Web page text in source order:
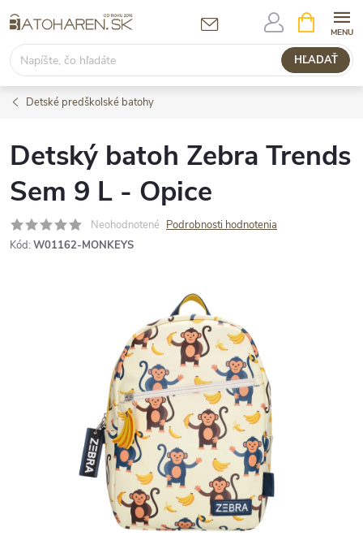
na
obsah
HĽADAŤ
KOŠÍK
Detské predškolské batohy
Detský batoh Zebra Trends
Sem 9 L - Opice
Neohodnotené Podrobnosti hodnotenia
Kód: W01162-MONKEYS